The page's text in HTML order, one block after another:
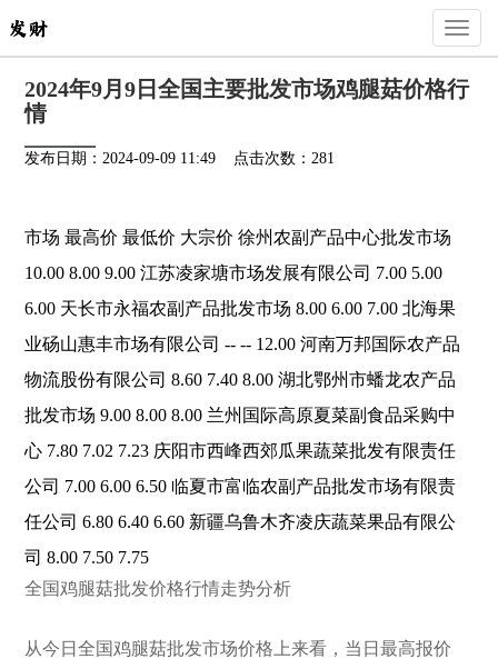
Toggle
2024年9月9日全国主要批发市场鸡腿菇价格行
情
发布日期：2024-09-09 11:49 点击次数：281
市场 最高价 最低价 大宗价 徐州农副产品中心批发市场
10.00 8.00 9.00 江苏凌家塘市场发展有限公司 7.00 5.00
6.00 天长市永福农副产品批发市场 8.00 6.00 7.00 北海果
业砀山惠丰市场有限公司 -- -- 12.00 河南万邦国际农产品
物流股份有限公司 8.60 7.40 8.00 湖北鄂州市蟠龙农产品
批发市场 9.00 8.00 8.00 兰州国际高原夏菜副食品采购中
心 7.80 7.02 7.23 庆阳市西峰西郊瓜果蔬菜批发有限责任
公司 7.00 6.00 6.50 临夏市富临农副产品批发市场有限责
任公司 6.80 6.40 6.60 新疆乌鲁木齐凌庆蔬菜果品有限公
司 8.00 7.50 7.75
全国鸡腿菇批发价格行情走势分析
从今日全国鸡腿菇批发市场价格上来看，当日最高报价